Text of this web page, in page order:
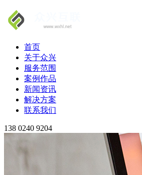
首页
关于众兴
服务范围
案例作品
新闻资讯
解决方案
联系我们
138 0240 9204